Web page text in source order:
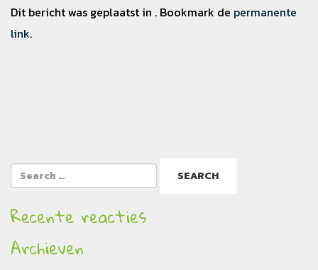
Dit bericht was geplaatst in . Bookmark de permanente
link.
Recente reacties
Archieven